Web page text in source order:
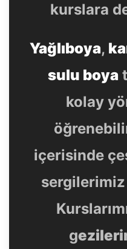
kurslara
Yağlıboya,
sulu boya
kolay
içerisinde
sergilerimiz
g